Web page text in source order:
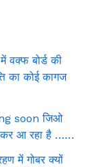
वक्फ बोर्ड की
का कोई कागज
soon जिओ
लेकर आ रहा है ……
में गोबर क्यों